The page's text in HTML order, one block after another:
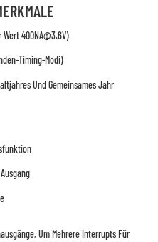
400NA@3.6V)
Timing-Modi)
Und Gemeinsames Jahr
Um Mehrere Interrupts Für